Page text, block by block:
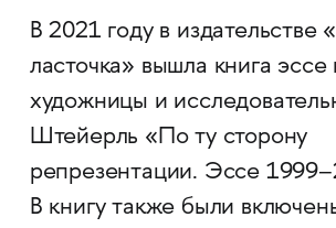
В 2021 году в издательстве
ласточка» вышла книга
художницы и
Штейерль «По ту сторону
репрезентации. Эссе
В книгу также были